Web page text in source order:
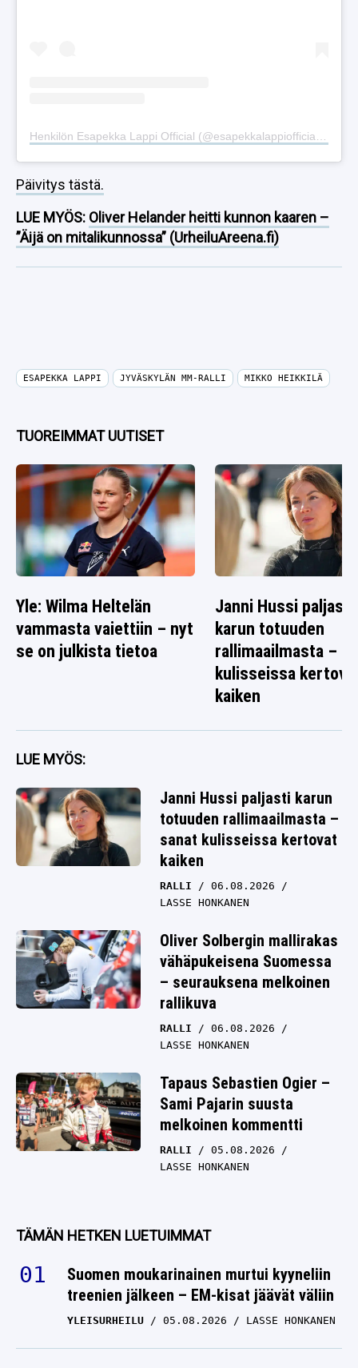
Päivitys tästä.
LUE MYÖS: Oliver Helander heitti kunnon kaaren –
”Äijä on mitalikunnossa” (UrheiluAreena.fi)
ESAPEKKA LAPPI JYVÄSKYLÄN MM-RALLI MIKKO HEIKKILÄ
TUOREIMMAT UUTISET
Yle: Wilma Heltelän
vammasta vaiettiin – nyt
se on julkista tietoa
Janni Hussi paljasti
karun totuuden
rallimaailmasta –
kulisseissa
kaiken
LUE MYÖS:
Janni Hussi paljasti karun
totuuden rallimaailmasta –
sanat kulisseissa kertovat
kaiken
RALLI
06.08.2026
LASSE HONKANEN
Oliver Solbergin mallirakas
vähäpukeisena Suomessa
– seurauksena melkoinen
rallikuva
RALLI
06.08.2026
LASSE HONKANEN
Tapaus Sebastien Ogier –
Sami Pajarin suusta
melkoinen kommentti
RALLI
05.08.2026
LASSE HONKANEN
TÄMÄN HETKEN LUETUIMMAT
Suomen moukarinainen murtui kyyneliin
treenien jälkeen – EM-kisat jäävät väliin
YLEISURHEILU 05.08.2026 LASSE HONKANEN